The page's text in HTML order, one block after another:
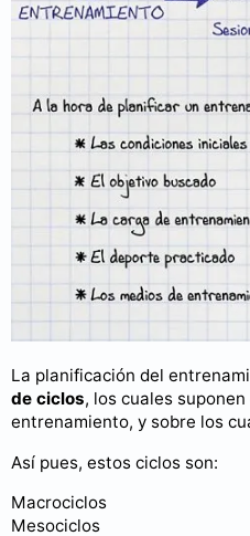
La planificación del
de ciclos, los cuales
entrenamiento, y sobre los
Así pues, estos ciclos son:
Macrociclos
Mesociclos